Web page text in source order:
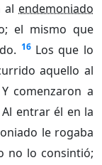
al endemoniado
el mismo que
16 Los que lo
aquello al
Y comenzaron a
Al entrar él en la
le rogaba
no lo consintió;